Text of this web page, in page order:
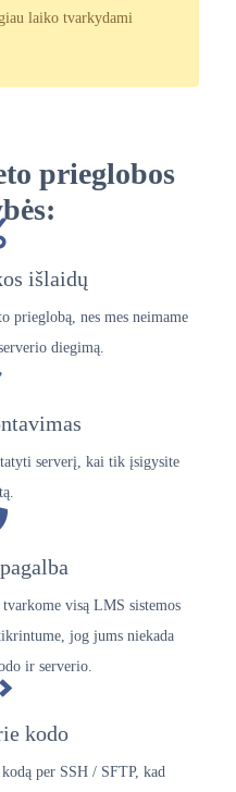
laiko tvarkydami
prieglobos
išlaidų
prieglobą, nes mes neimame
diegimą.
serverį, kai tik įsigysite
visą LMS sistemos
jog jums niekada
ir serverio.
kodo
per SSH / SFTP, kad